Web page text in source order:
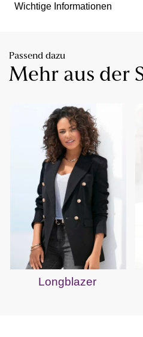
Wichtige Informationen
Passend dazu
Mehr aus der
Longblazer